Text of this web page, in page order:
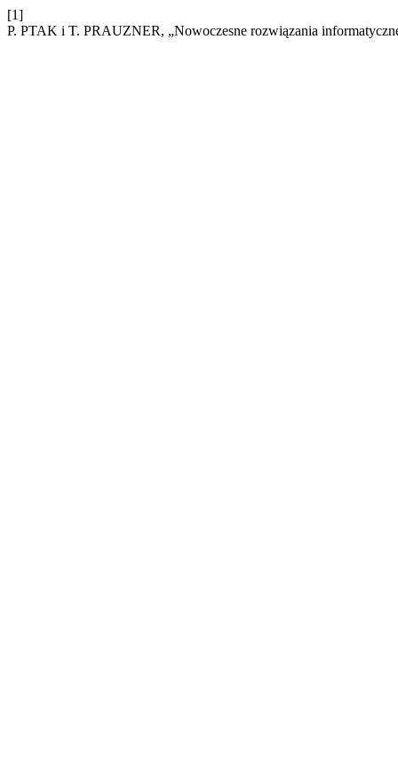
[1]
P. PTAK i T. PRAUZNER, „Nowoczesne rozwiązania